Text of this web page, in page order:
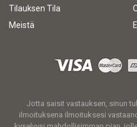
Tilauksen Tila
Meistä
Jotta saisit vastauksen, sinun
ilmoituksena ilmoituksesi